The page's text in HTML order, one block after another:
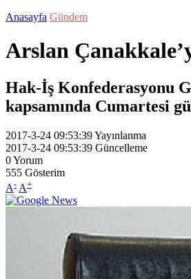
Anasayfa Gündem
Arslan
Hak-İş Konfederasyonu
kapsamında Cumartesi
2017-3-24 09:53:39Yayınlanma
2017-3-24 09:53:39 Güncelleme
0Yorum
555 Gösterim
A- A+